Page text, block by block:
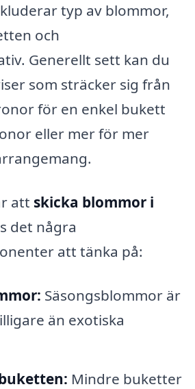
typ av blommor,
och
Generellt sett kan du
som sträcker sig från
för en enkel bukett
eller mer för mer
att skicka blommor i
det några
att tänka på:
Säsongsblommor är
än exotiska
Mindre buketter